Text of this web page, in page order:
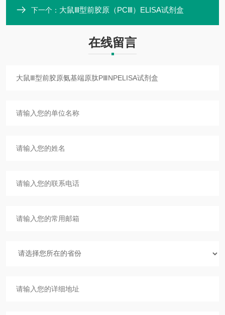
下一个： 大鼠Ⅲ型前胶原（PCⅢ）ELISA试剂盒
在线留言